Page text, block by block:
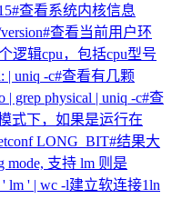
查看系统内核信息
查看当前用户环
逻辑cpu，包括cpu型号
| uniq -c#查看有几颗
grep physical | uniq -c#查
式下，如果是运行在
LONG_BIT#结果大
mode, 支持 lm 则是
' lm ' | wc -l建立软连接1ln